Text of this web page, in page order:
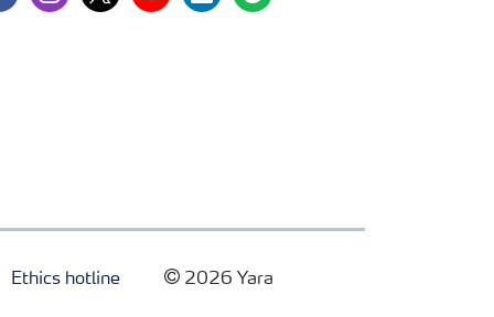
Ethics hotline 2026 Yara